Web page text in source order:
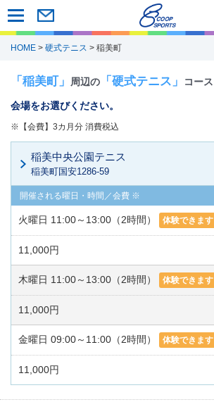
HOME > 硬式テニス > 稲美町
「稲美町」 周辺の 「硬式テニス」 コース
会場をお選びください。
※【会費】3カ月分 消費税込
稲美中央公園テニス
稲美町国安1286-59
火曜日 11:00～13:00（2時間） 体験できます
11,000円
木曜日 11:00～13:00（2時間） 体験できます
11,000円
金曜日 09:00～11:00（2時間） 体験できます
11,000円